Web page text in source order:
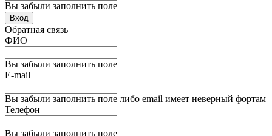
Вы забыли заполнить поле
Вход
Обратная связь
ФИО
Вы забыли заполнить поле
E-mail
Вы забыли заполнить поле либо email имеет неверный фортам
Телефон
Вы забыли заполнить поле